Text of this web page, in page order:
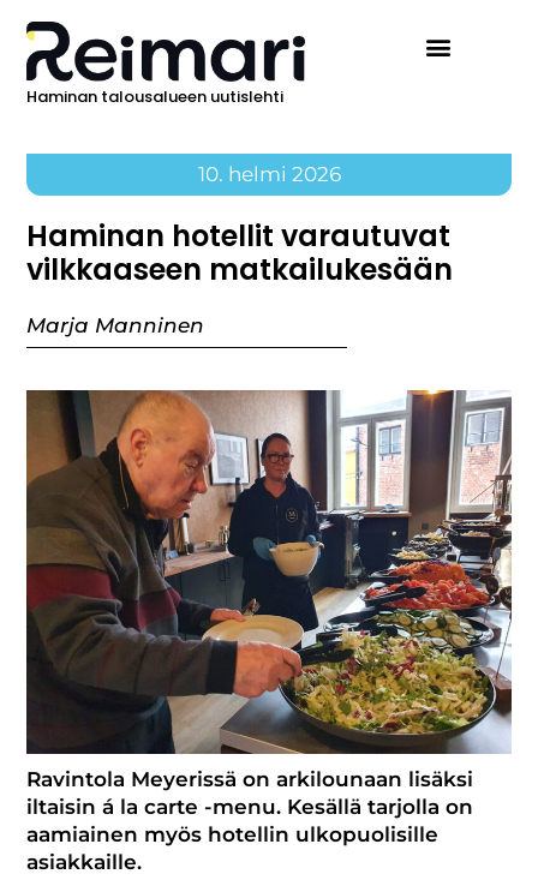
Haminan talousalueen uutislehti
10. helmi 2026
Haminan hotellit varautuvat
vilkkaaseen matkailukesään
Marja Manninen
Ravintola Meyerissä on arkilounaan lisäksi
iltaisin á la carte -menu. Kesällä tarjolla on
aamiainen myös hotellin ulkopuolisille
asiakkaille.